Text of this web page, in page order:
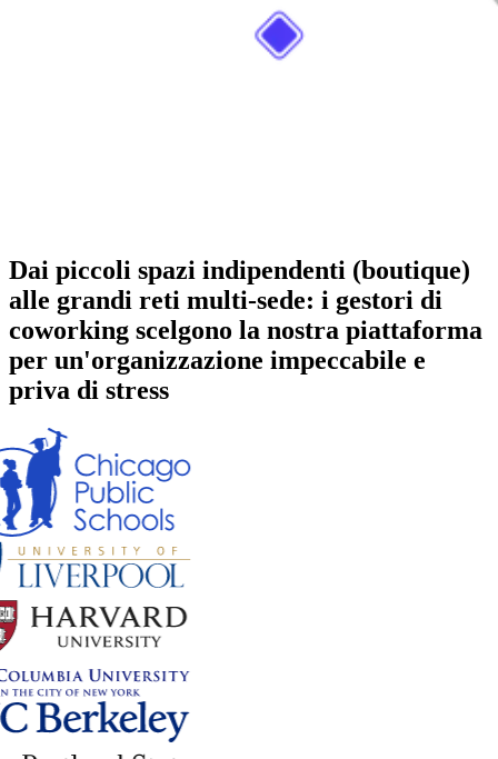
Dai piccoli spazi indipendenti (boutique)
alle grandi reti multi-sede: i gestori di
coworking scelgono la nostra piattaforma
per un'organizzazione impeccabile e
priva di stress